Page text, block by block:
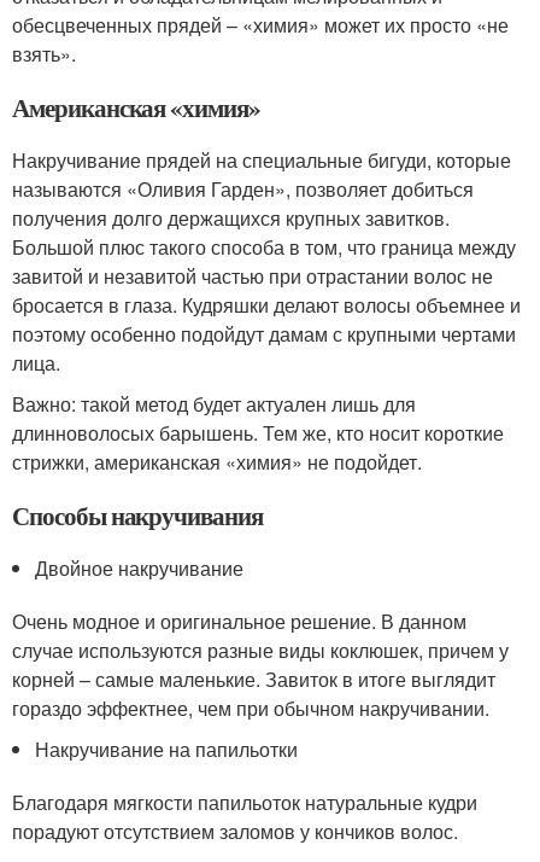
обесцвеченных прядей – «химия» может их просто «не
взять».
Американская «химия»
Накручивание прядей на специальные бигуди, которые
называются «Оливия Гарден», позволяет добиться
получения долго держащихся крупных завитков.
Большой плюс такого способа в том, что граница между
завитой и незавитой частью при отрастании волос не
бросается в глаза. Кудряшки делают волосы объемнее и
поэтому особенно подойдут дамам с крупными чертами
лица.
Важно: такой метод будет актуален лишь для
длинноволосых барышень. Тем же, кто носит короткие
стрижки, американская «химия» не подойдет.
Способы накручивания
Двойное накручивание
Очень модное и оригинальное решение. В данном
случае используются разные виды коклюшек, причем у
корней – самые маленькие. Завиток в итоге выглядит
гораздо эффектнее, чем при обычном накручивании.
Накручивание на папильотки
Благодаря мягкости папильоток натуральные кудри
порадуют отсутствием заломов у кончиков волос.